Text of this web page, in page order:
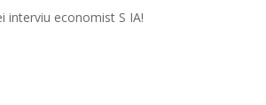
interviu economist S IA!